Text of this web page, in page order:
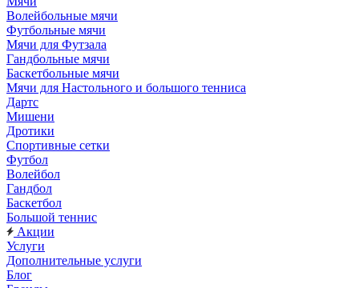
Волейбольные мячи
Футбольные мячи
Мячи для Футзала
Гандбольные мячи
Баскетбольные мячи
Мячи для Настольного и большого тенниса
Дартс
Мишени
Дротики
Спортивные сетки
Футбол
Волейбол
Гандбол
Баскетбол
Большой теннис
Акции
Услуги
Дополнительные услуги
Блог